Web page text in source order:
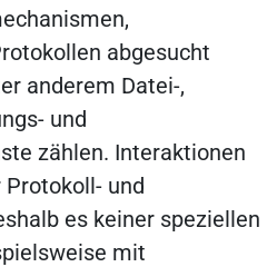
abgesucht
anderem Datei-,
und
zählen. Interaktionen
und
es keiner speziellen
mit